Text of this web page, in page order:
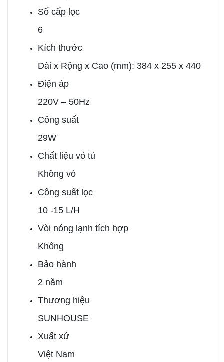
Số cấp lọc
6
Kích thước
Dài x Rộng x Cao (mm): 384 x 255 x 440
Điện áp
220V – 50Hz
Công suất
29W
Chất liệu vỏ tủ
Không vỏ
Công suất lọc
10 -15 L/H
Vòi nóng lạnh tích hợp
Không
Bảo hành
2 năm
Thương hiệu
SUNHOUSE
Xuất xứ
Việt Nam